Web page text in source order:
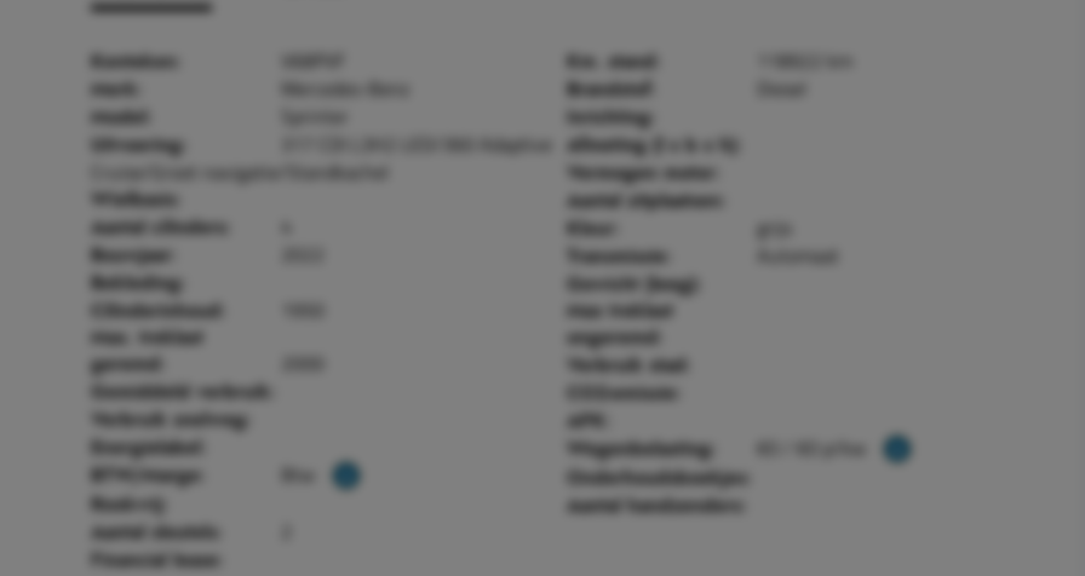
Kenteken: V68PVF
Merk: Mercedes-Benz
Model: Sprinter
Uitvoering:
317 CDI L3H2 LED/360 Adaptive
Cruise/Groot navigatie/Standkachel
Wielbasis:
Aantal cilinders:
Bouwjaar:
Bekleding:
Cilinderinhoud:
1950
Max. treklast
geremd:
2000
Gemiddeld verbruik:
Verbruik snelweg:
Energielabel:
BTW/Marge:
Btw
Rookvrij:
Aantal sleutels:
Financial lease:
Km. stand: 118922 km
Brandstof: Diesel
Inrichting:
Afmeting (l x b x h):
Vermogen motor:
Aantal zitplaatsen:
Kleur:
grijs
Transmissie: Automaat
Gewicht (leeg):
Max treklast
ongeremd:
Verbruik stad:
CO2-emissie:
APK:
Wegenbelasting:
€0 / €0 p/kw
Onderhoudsboekjes:
Aantal handzenders: